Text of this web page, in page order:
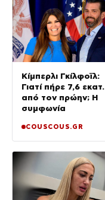
Κίμπερλι Γκίλφοϊλ:
Γιατί πήρε 7,6 εκατ.
από τον πρώην; Η
συμφωνία
COUSCOUS.GR